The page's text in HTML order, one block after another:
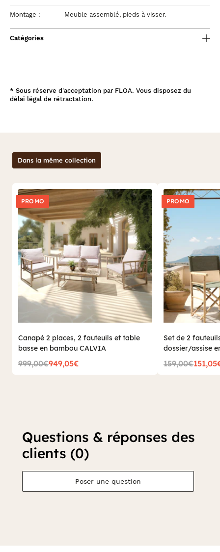
Montage : Meuble assemblé, pieds à visser.
Catégories
* Sous réserve d'acceptation par FLOA. Vous disposez du
délai légal de rétractation.
Dans la même collection
PROMO
Canapé 2 places, 2 fauteuils et table
basse en bambou CALVIA
999,00€949,05€
PROMO
Set de 2
dossier/assise
159,00€
Questions & réponses des
clients (0)
Poser une question